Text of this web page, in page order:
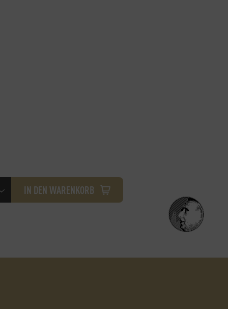
IN DEN WARENKORB